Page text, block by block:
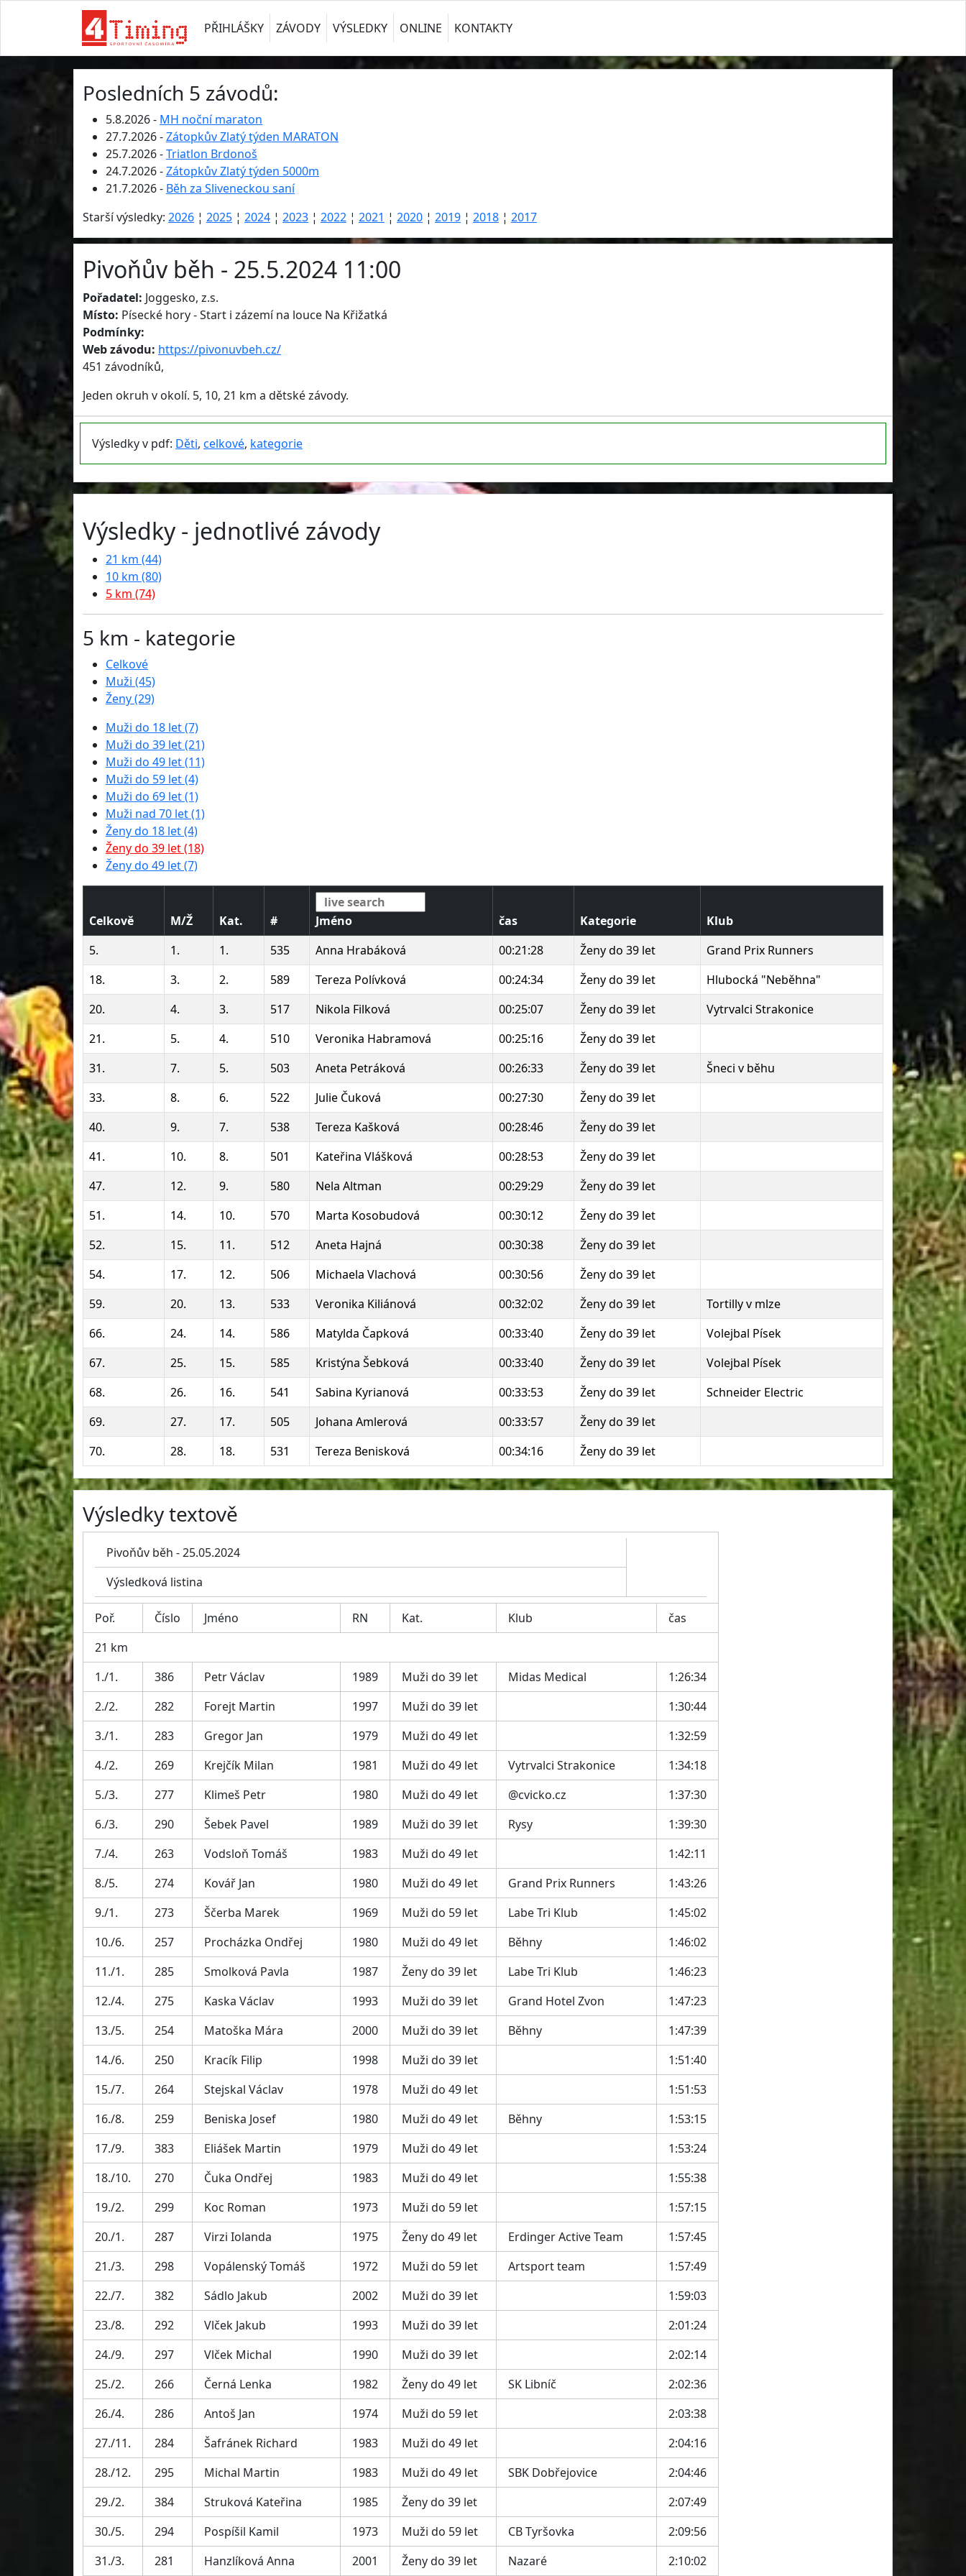
PŘIHLÁŠKY ZÁVODY VÝSLEDKY ONLINE KONTAKTY
Posledních 5 závodů:
5.8.2026 - MH noční maraton
27.7.2026 -Zátopkův Zlatý týden MARATON
25.7.2026 -Triatlon Brdonoš
24.7.2026 -Zátopkův Zlatý týden 5000m
21.7.2026 - Běh za Sliveneckou saní
Starší výsledky: 2026 ¦ 2025 ¦ 2024 ¦ 2023 ¦ 2022 ¦ 2021 ¦ 2020 ¦ 2019 ¦ 2018 ¦ 2017
Pivoňův běh - 25.5.2024 11:00
Pořadatel: Joggesko, z.s.
Místo: Písecké hory - Start i zázemí na louce Na Křižatká
Podmínky:
Web závodu: https://pivonuvbeh.cz/
451 závodníků,
Jeden okruh v okolí. 5, 10, 21 km a dětské závody.
Výsledky v pdf: Děti, celkové, kategorie
Výsledky - jednotlivé závody
21 km (44)
10 km (80)
5 km (74)
5 km - kategorie
Celkové
Muži (45)
Ženy (29)
Muži do 18 let (7)
Muži do 39 let (21)
Muži do 49 let (11)
Muži do 59 let (4)
Muži do 69 let (1)
Muži nad 70 let (1)
Ženy do 18 let (4)
Ženy do 39 let (18)
Ženy do 49 let (7)
Celkově M/Ž Kat. # Jméno čas Kategorie
Klub
5.
1. 1. 535 Anna Hrabáková 00:21:28 Ženy do 39 let
Grand Prix Runners
18.
3. 2. 589 Tereza Polívková 00:24:34 Ženy do 39 let
Hlubocká "Neběhna"
20.
4. 3. 517 Nikola Filková 00:25:07 Ženy do 39 let
Vytrvalci Strakonice
21.
5. 4. 510 Veronika Habramová 00:25:16
Ženy do 39 let
31.
7. 5. 503 Aneta Petráková 00:26:33 Ženy do 39 let
Šneci v běhu
33.
8. 6. 522 Julie Čuková 00:27:30
Ženy do 39 let
40.
9. 7. 538 Tereza Kašková 00:28:46
Ženy do 39 let
41.
10. 8. 501 Kateřina Vlášková 00:28:53
Ženy do 39 let
47.
12. 9. 580 Nela Altman 00:29:29
Ženy do 39 let
51.
14. 10. 570 Marta Kosobudová 00:30:12
Ženy do 39 let
52.
15. 11. 512 Aneta Hajná 00:30:38
Ženy do 39 let
54.
17. 12. 506 Michaela Vlachová 00:30:56
Ženy do 39 let
59.
20. 13. 533 Veronika Kiliánová 00:32:02 Ženy do 39 let
Tortilly v mlze
66.
24. 14. 586 Matylda Čapková 00:33:40 Ženy do 39 let
Volejbal Písek
67.
25. 15. 585 Kristýna Šebková 00:33:40 Ženy do 39 let
Volejbal Písek
68.
26. 16. 541 Sabina Kyrianová 00:33:53 Ženy do 39 let
Schneider Electric
69.
27. 17. 505 Johana Amlerová 00:33:57
Ženy do 39 let
70.
28. 18. 531 Tereza Benisková 00:34:16 Ženy do 39 let
Výsledky textově
Pivoňův běh - 25.05.2024
Výsledková listina
Poř. Číslo Jméno RN Kat. Klub
čas
21 km
1./1.
386 Petr Václav 1989 Muži do 39 let Midas Medical
1:26:34
2./2.
282 Forejt Martin 1997 Muži do 39 let
1:30:44
3./1.
283 Gregor Jan 1979 Muži do 49 let
1:32:59
4./2.
269 Krejčík Milan 1981 Muži do 49 let Vytrvalci Strakonice
1:34:18
5./3.
277 Klimeš Petr 1980 Muži do 49 let @cvicko.cz
1:37:30
6./3.
290 Šebek Pavel 1989 Muži do 39 let Rysy
1:39:30
7./4.
263 Vodsloň Tomáš 1983 Muži do 49 let
1:42:11
8./5.
274 Kovář Jan 1980 Muži do 49 let Grand Prix Runners
1:43:26
9./1.
273 Ščerba Marek 1969 Muži do 59 let Labe Tri Klub
1:45:02
10./6.
257 Procházka Ondřej 1980 Muži do 49 let Běhny
1:46:02
11./1.
285 Smolková Pavla 1987 Ženy do 39 let Labe Tri Klub
1:46:23
12./4.
275 Kaska Václav 1993 Muži do 39 let Grand Hotel Zvon
1:47:23
13./5.
254 Matoška Mára 2000 Muži do 39 let Běhny
1:47:39
14./6.
250 Kracík Filip 1998 Muži do 39 let
1:51:40
15./7.
264 Stejskal Václav 1978 Muži do 49 let
1:51:53
16./8.
259 Beniska Josef 1980 Muži do 49 let Běhny
1:53:15
17./9.
383 Eliášek Martin 1979 Muži do 49 let
1:53:24
18./10.
270 Čuka Ondřej 1983 Muži do 49 let
1:55:38
19./2.
299 Koc Roman 1973 Muži do 59 let
1:57:15
20./1.
287 Virzi Iolanda 1975 Ženy do 49 let Erdinger Active Team
1:57:45
21./3.
298 Vopálenský Tomáš 1972 Muži do 59 let Artsport team
1:57:49
22./7.
382 Sádlo Jakub 2002 Muži do 39 let
1:59:03
23./8.
292 Vlček Jakub 1993 Muži do 39 let
2:01:24
24./9.
297 Vlček Michal 1990 Muži do 39 let
2:02:14
25./2.
266 Černá Lenka 1982 Ženy do 49 let SK Libníč
2:02:36
26./4.
286 Antoš Jan 1974 Muži do 59 let
2:03:38
27./11.
284 Šafránek Richard 1983 Muži do 49 let
2:04:16
28./12.
295 Michal Martin 1983 Muži do 49 let SBK Dobřejovice
2:04:46
29./2.
384 Struková Kateřina 1985 Ženy do 39 let
2:07:49
30./5.
294 Pospíšil Kamil 1973 Muži do 59 let CB Tyršovka
2:09:56
31./3.
281 Hanzlíková Anna 2001 Ženy do 39 let Nazaré 2:10:02